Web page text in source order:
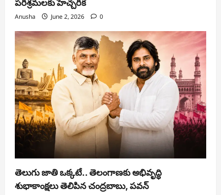
పరిశ్రమలకు హెచ్చరిక
Anusha June 2, 2026 0
తెలుగు జాతి ఒక్కటే.. తెలంగాణకు అభివృద్ధి
శుభాకాంక్షలు తెలిపిన చంద్రబాబు, పవన్